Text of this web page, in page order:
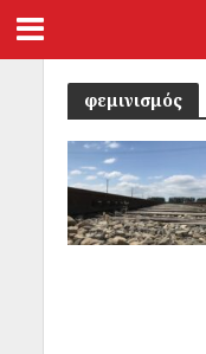
φεμινισμός